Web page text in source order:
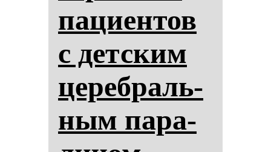
па­ци­ен­тов
с дет­ским
це­реб­раль­
ным па­ра­